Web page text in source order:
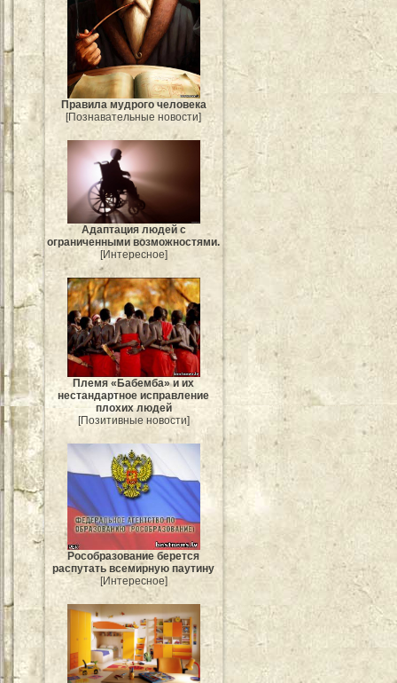
Правила мудрого человека
[Познавательные новости]
Адаптация людей с
ограниченными возможностями.
[Интересное]
Племя «Бабемба» и их
нестандартное исправление
плохих людей
[Позитивные новости]
Рособразование берется
распутать всемирную паутину
[Интересное]